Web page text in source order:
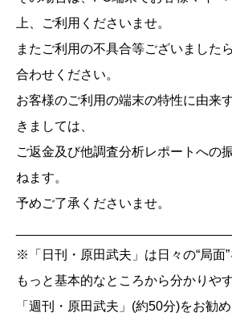
上、ご利用くださいませ。
またご利用の不具合等ございました
合わせください。
お客様のご利用の端末の特性に由来
きましては、
ご返金及び他調査分析レポートへの
ねます。
予めご了承くださいませ。
※「日刊・原田武夫」は日々の“局面”
もっと基本的なところから分かりや
「週刊・原田武夫」(約50分)をお勧め